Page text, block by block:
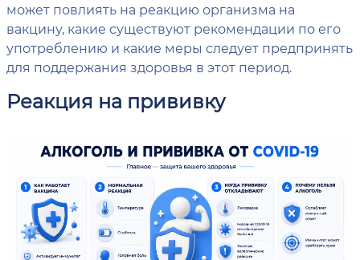
может повлиять на реакцию организма на
вакцину, какие существуют рекомендации по его
употреблению и какие меры следует предпринять
для поддержания здоровья в этот период.
Реакция на прививку